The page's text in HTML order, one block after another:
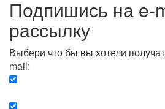
Подпишись на e-
рассылку
Выбери что бы вы хотели
mail: